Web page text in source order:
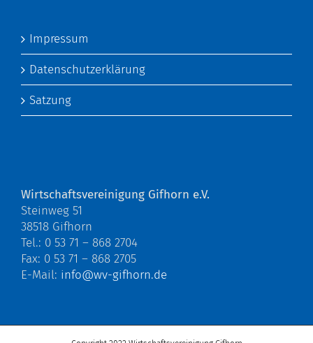
Impressum
Datenschutzerklärung
Satzung
Wirtschaftsvereinigung Gifhorn e.V.
Steinweg 51
38518 Gifhorn
Tel.: 0 53 71 – 868 2704
Fax: 0 53 71 – 868 2705
E-Mail: info@wv-gifhorn.de